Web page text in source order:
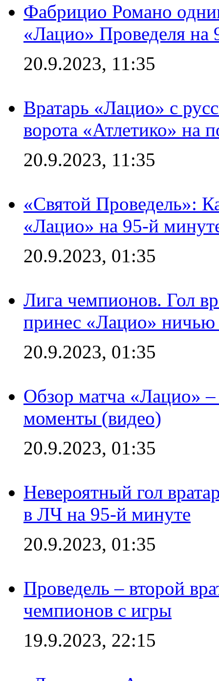
Фабрицио Романо
«Лацио» Проведеля на
20.9.2023, 11:35
Вратарь «Лацио» с
ворота «Атлетико» на
20.9.2023, 11:35
«Святой Проведель»:
«Лацио» на 95-й
20.9.2023, 01:35
Лига чемпионов. Гол
принес «Лацио» ничью
20.9.2023, 01:35
Обзор матча «Лацио»
моменты (видео)
20.9.2023, 01:35
Невероятный гол
в ЛЧ на 95-й минуте
20.9.2023, 01:35
Проведель – второй
чемпионов с игры
19.9.2023, 22:15